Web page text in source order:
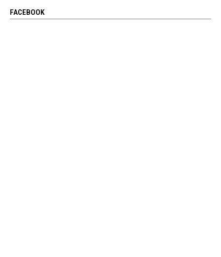
FACEBOOK